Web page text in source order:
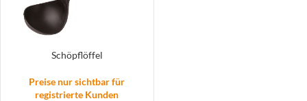
Schöpflöffel
Preise nur sichtbar für
registrierte Kunden